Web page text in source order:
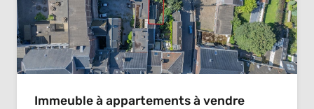
Immeuble à appartements à vendre